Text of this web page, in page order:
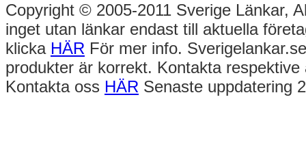
Copyright © 2005-2011 Sverige Länkar,
inget utan länkar endast till aktuella
klicka HÄR För mer info.
produkter är korrekt. Kontakta
Kontakta oss HÄR Senaste uppdatering